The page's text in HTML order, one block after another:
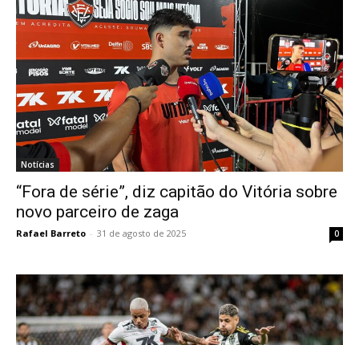
Notícias
“Fora de série”, diz capitão do Vitória sobre
novo parceiro de zaga
Rafael Barreto - 31 de agosto de 2025 0